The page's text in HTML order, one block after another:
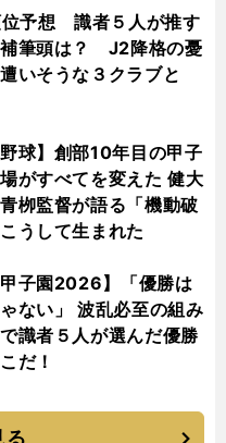
予想 識者５人が推す
筆頭は？ J2降格の憂
いそうな３クラブと
野球】創部10年目の甲子
がすべてを変えた 健大
栁監督が語る「機動破
うして生まれた
甲子園2026】「優勝は
ない」 波乱必至の組み
識者５人が選んだ優勝
だ！